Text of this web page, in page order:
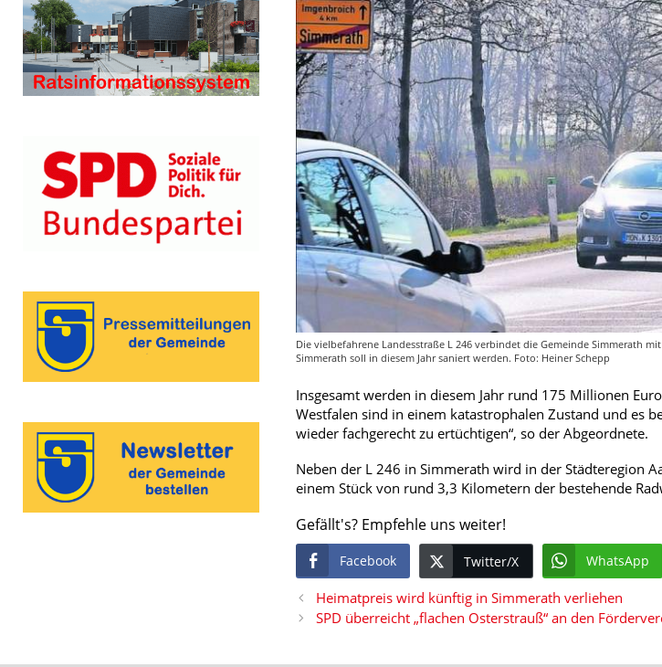
Die vielbefahrene Landesstraße L 246 verbindet die Gemeinde Simmerath
Simmerath soll in diesem Jahr saniert werden. Foto: Heiner Schepp
Insgesamt werden in diesem Jahr rund 175 Millionen
Westfalen sind in einem katastrophalen Zustand und es
wieder fachgerecht zu ertüchtigen“, so der Abgeordnete.
Neben der L 246 in Simmerath wird in der Städteregion
einem Stück von rund 3,3 Kilometern der bestehende
Gefällt's? Empfehle uns weiter!
Facebook Twitter/X WhatsApp
Heimatpreis wird künftig in Simmerath verliehen
SPD überreicht „flachen Osterstrauß“ an den